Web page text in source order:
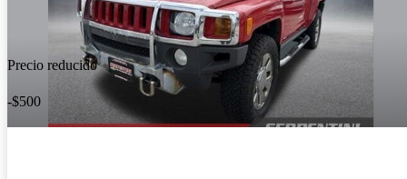
Precio reducido
-$500